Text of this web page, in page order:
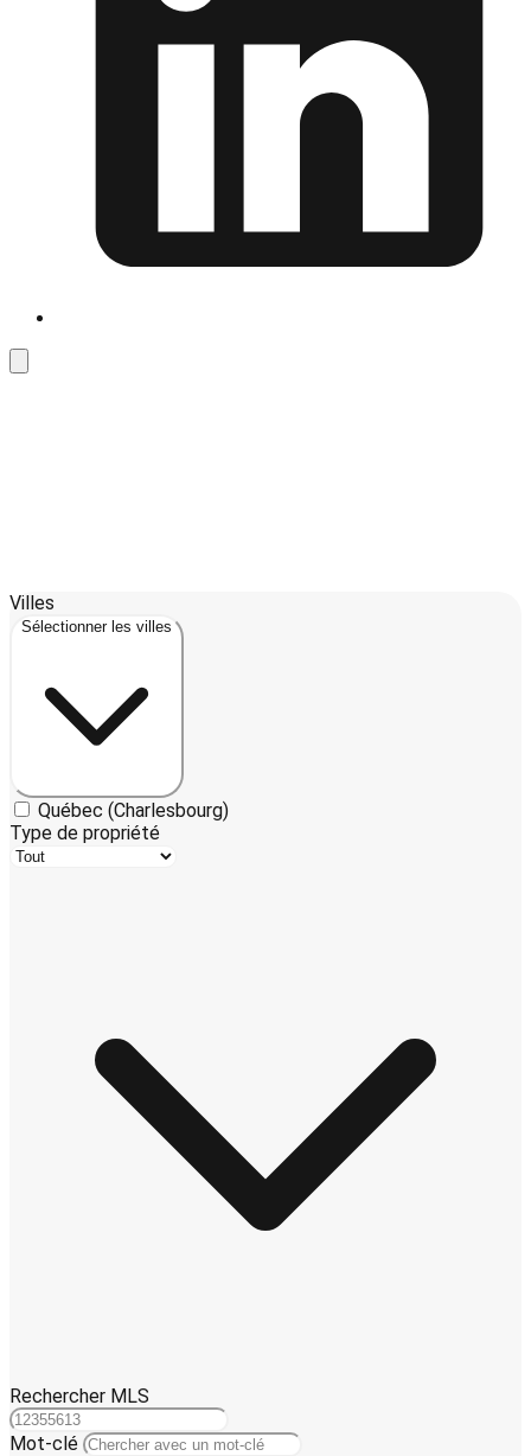
+
Villes
Sélectionner les villes
Québec (Charlesbourg)
Type de propriété
Rechercher MLS
Mot-clé